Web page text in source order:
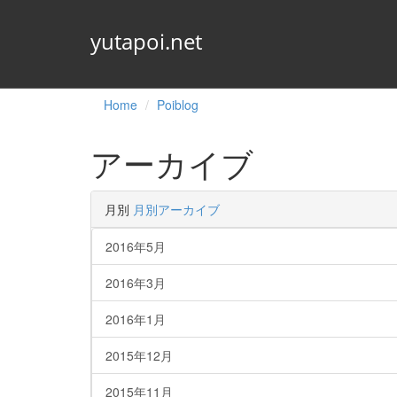
yutapoi.net
Home Poiblog
アーカイブ
月別 月別アーカイブ
2016年5月
2016年3月
2016年1月
2015年12月
2015年11月